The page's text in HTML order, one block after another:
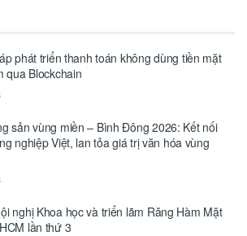
phát triển thanh toán không dùng tiền mặt
qua Blockchain
sản vùng miền – Bình Đông 2026: Kết nối
nghiệp Việt, lan tỏa giá trị văn hóa vùng
nghị Khoa học và triển lãm Răng Hàm Mặt
lần thứ 3